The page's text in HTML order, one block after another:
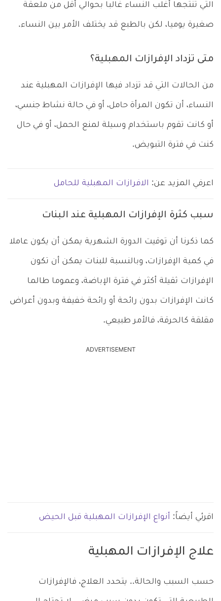
التي تنتجها أغلب النساء غالبا بحوالي أقل من ملعقة
صغيرة يوميا، لكن بالطبع قد يختلف الأمر بين النساء.
متى تزداد الإفرازات المهبلية؟
من الحالات التي قد تزداد فيها الإفرازات المهبلية عند
النساء، أن تكون المرأة حامل، أو في حالة نشاط جنسي،
أو كانت تقوم باستخدام وسيلة لمنع الحمل، أو في حال
كنت في فترة التبويض.
اعرفي المزيد عن: الافرازات المهبلية للحامل
سبب كثرة الإفرازات المهبلية عند البنات
كما ذكرنا أن توقيت الدورة الشهرية يمكن أن يكون عاملا
في كمية الإفرازات، وبالنسبة للبنات يمكن أن تكون
الإفرازات ثقيلة أكثر في فترة الإباضة، وعموما طالما
كانت الإفرازات بدون رائحة أو رائحة خفيفة وبدون أعراض
مقلقة كالحرقة، فالأمر طبيعي.
ADVERTISEMENT
اقرئي أيضاً: أنواع الإفرازات المهبلية قبل الحيض
علاج الإفرازات المهبلية
حسب السبب والحالة.. يتحدد العلاج، فالإفرازات